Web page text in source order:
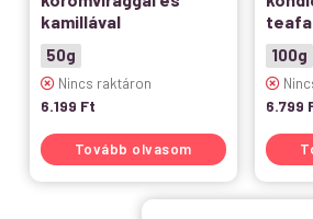
kamillával
50g
Nincs raktáron
6.199 Ft
Tovább olvasom
teafa
100g
6.799